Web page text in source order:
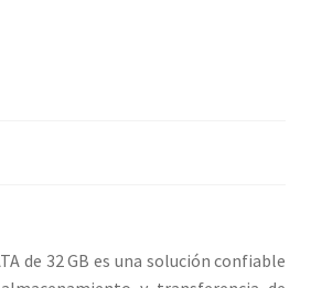
de 32 GB es una solución confiable